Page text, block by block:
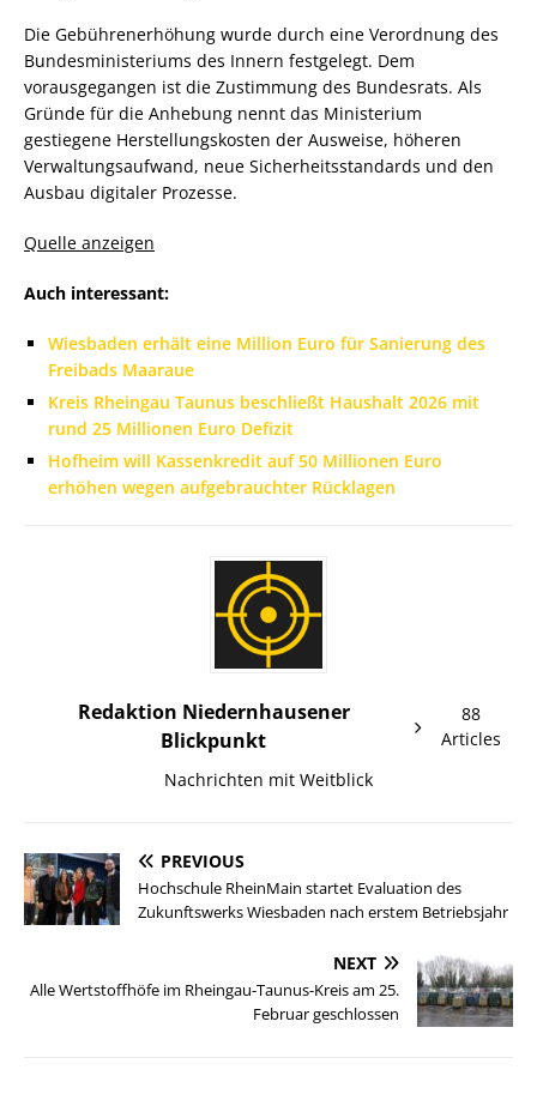
Die Gebührenerhöhung wurde durch eine Verordnung des
Bundesministeriums des Innern festgelegt. Dem
vorausgegangen ist die Zustimmung des Bundesrats. Als
Gründe für die Anhebung nennt das Ministerium
gestiegene Herstellungskosten der Ausweise, höheren
Verwaltungsaufwand, neue Sicherheitsstandards und den
Ausbau digitaler Prozesse.
Quelle anzeigen
Auch interessant:
Wiesbaden erhält eine Million Euro für Sanierung des
Freibads Maaraue
Kreis Rheingau Taunus beschließt Haushalt 2026 mit
rund 25 Millionen Euro Defizit
Hofheim will Kassenkredit auf 50 Millionen Euro
erhöhen wegen aufgebrauchter Rücklagen
Redaktion Niedernhausener
Blickpunkt
88
Articles
Nachrichten mit Weitblick
PREVIOUS
Hochschule RheinMain startet Evaluation des
Zukunftswerks Wiesbaden nach erstem Betriebsjahr
NEXT
Alle Wertstoffhöfe im Rheingau-Taunus-Kreis am 25.
Februar geschlossen